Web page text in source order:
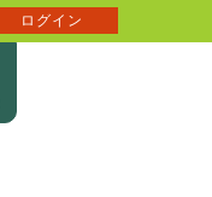
ログイン